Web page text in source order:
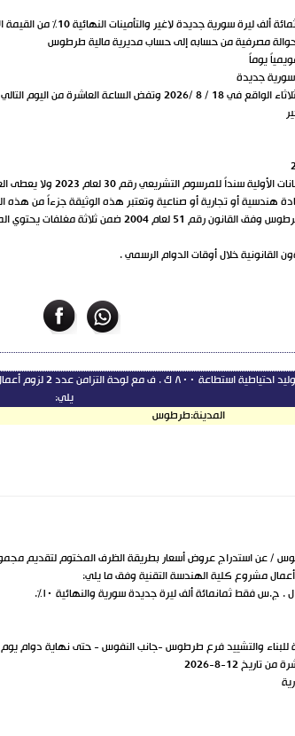
قيمة التأمينات الأولية/
مصرفية من حسابه إلى حساب مديرية مالية طرطوس
التالي لانتهاء تقديمها
رقم 30 لعام 2023 ولا يعطى العارض أي مهلة لاستكمالها
أو تجارية أو صناعية وتعتبر هذه الوثيقة جزءاً من هذه
تقدم العروض إلى ديوان مديرية الخدمات الفنية
خلال أوقات الدوام الرسمي .
توليد احتياطية
يلي:
المدينة:طرطوس
/ عن استدراج عروض أسعار بطريقة الظرف المختوم لتقديم
والتشييد فرع طرطوس -جانب النفوس - حتى نهاية دوام يوم